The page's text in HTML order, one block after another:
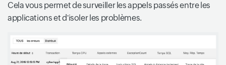
Cela vous permet de surveiller les appels passés entre les
applications et d'isoler les problèmes.